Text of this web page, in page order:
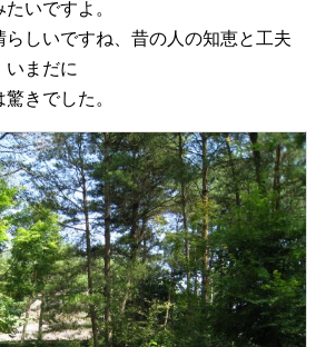
いですよ。
しいですね、昔の人の知恵と工夫
いまだに
きでした。